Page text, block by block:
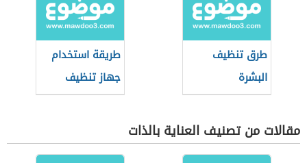
طرق تنظيف
البشرة
طريقة استخدام
جهاز تنظيف
البشرة
مقالات من تصنيف العناية بالذات